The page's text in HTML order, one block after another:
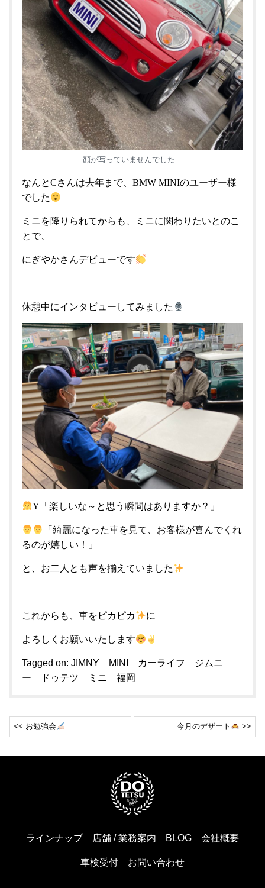
顔が写っていませんでした…
なんとCさんは去年まで、BMW MINIのユーザー様
でした
ミニを降りられてからも、ミニに関わりたいとのこ
とで、
にぎやかさんデビューです
休憩中にインタビューしてみました
Y「楽しいな～と思う瞬間はありますか？」
「綺麗になった車を見て、お客様が喜んでくれ
るのが嬉しい！」
と、お二人とも声を揃えていました
これからも、車をピカピカ に
よろしくお願いいたします
Tagged on: JIMNY MINI カーライフ
ジムニ
ー
ドゥテツ ミニ 福岡
<< お勉強会 今月のデザート >>
ラインナップ 店舗 / 業務案内 BLOG 会社概要
車検受付 お問い合わせ